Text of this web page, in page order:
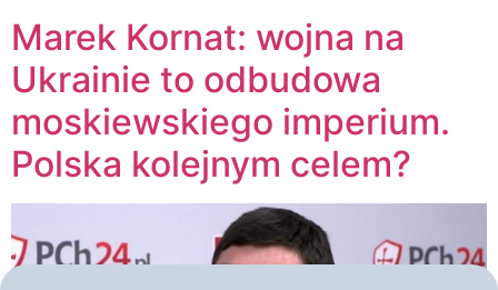
Marek Kornat: wojna na
Ukrainie to odbudowa
moskiewskiego imperium.
Polska kolejnym celem?